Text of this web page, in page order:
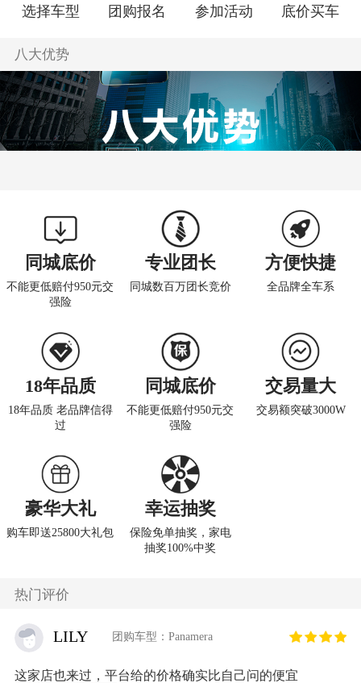
选择车型 团购报名 参加活动 底价买车
八大优势
同城底价
不能更低赔付950元交
强险
专业团长
同城数百万团长竞价
方便快捷
全品牌全车系
18年品质
18年品质 老品牌信得
过
同城底价
不能更低赔付950元交
强险
交易量大
交易额突破3000W
豪华大礼
购车即送25800大礼包
幸运抽奖
保险免单抽奖，家电
抽奖100%中奖
热门评价
LILY 团购车型：Panamera
这家店也来过，平台给的价格确实比自己问的便宜